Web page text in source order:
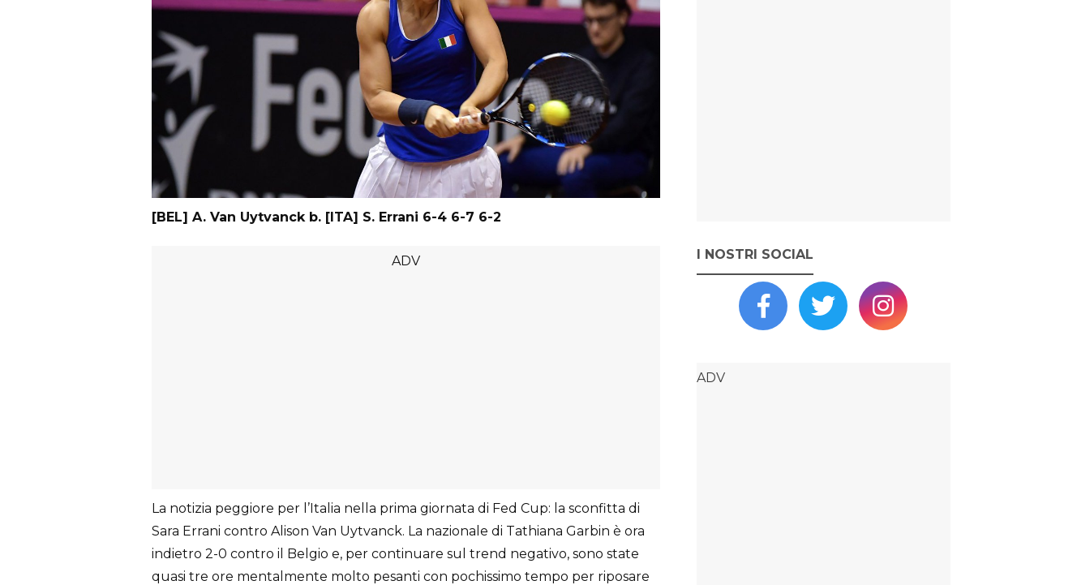
[BEL] A. Van Uytvanck b. [ITA] S. Errani 6-4 6-7 6-2
La notizia peggiore per l’Italia nella prima giornata di Fed Cup: la sconfitta di
Sara Errani contro Alison Van Uytvanck. La nazionale di Tathiana Garbin è ora
indietro 2-0 contro il Belgio e, per continuare sul trend negativo, sono state
quasi tre ore mentalmente molto pesanti con pochissimo tempo per riposare
I NOSTRI SOCIAL